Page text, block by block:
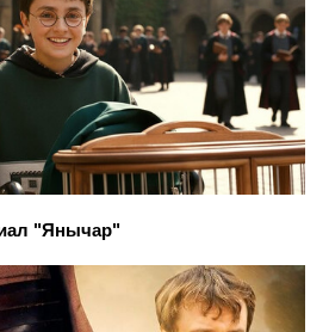
"Янычар"